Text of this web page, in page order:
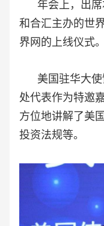
年会上，出席
和合汇主办的世
界网的上线仪式。
美国驻华大使
处代表作为特邀
方位地讲解了美
投资法规等。